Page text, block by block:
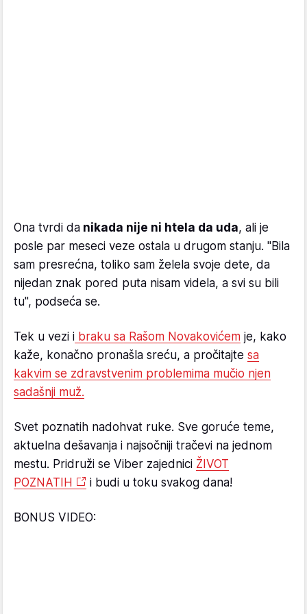
Ona tvrdi da nikada nije ni htela da uda, ali je
posle par meseci veze ostala u drugom stanju. "Bila
sam presrećna, toliko sam želela svoje dete, da
nijedan znak pored puta nisam videla, a svi su bili
tu", podseća se.
Tek u vezi i braku sa Rašom Novakovićem je, kako
kaže, konačno pronašla sreću, a pročitajte sa
kakvim se zdravstvenim problemima mučio njen
sadašnji muž.
Svet poznatih nadohvat ruke. Sve goruće teme,
aktuelna dešavanja i najsočniji tračevi na jednom
mestu. Pridruži se Viber zajednici ŽIVOT
POZNATIH
i budi u toku svakog dana!
BONUS VIDEO: